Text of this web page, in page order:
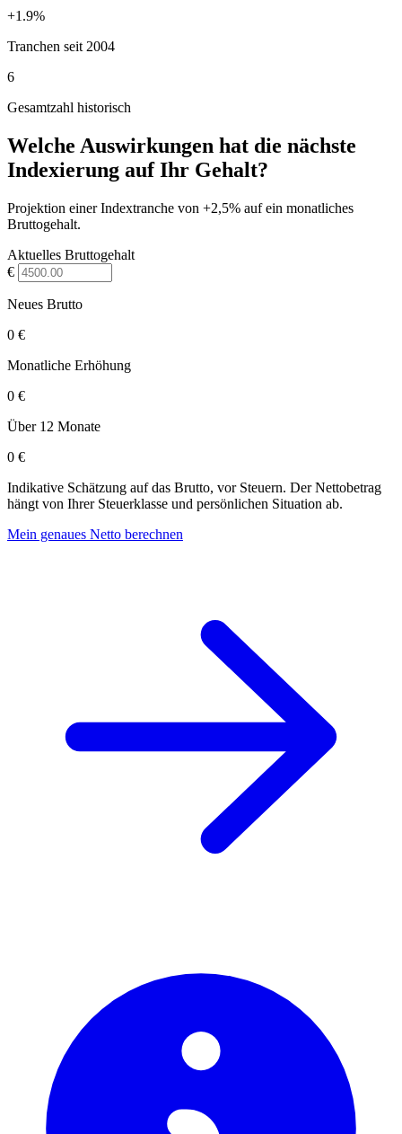
+1.9%
Tranchen seit 2004
6
Gesamtzahl historisch
Welche Auswirkungen hat die nächste
Indexierung auf Ihr Gehalt?
Projektion einer Indextranche von +2,5% auf ein monatliches
Bruttogehalt.
Aktuelles Bruttogehalt
€
Neues Brutto
0 €
Monatliche Erhöhung
0 €
Über 12 Monate
0 €
Indikative Schätzung auf das Brutto, vor Steuern. Der Nettobetrag
hängt von Ihrer Steuerklasse und persönlichen Situation ab.
Mein genaues Netto berechnen